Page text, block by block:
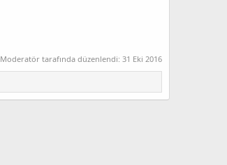
Moderatör tarafında düzenlendi: 31 Eki 2016